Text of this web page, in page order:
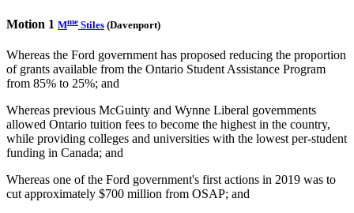
Motion 1 Mme Stiles (Davenport)
Whereas the Ford government has proposed reducing the proportion
of grants available from the Ontario Student Assistance Program
from 85% to 25%; and
Whereas previous McGuinty and Wynne Liberal governments
allowed Ontario tuition fees to become the highest in the country,
while providing colleges and universities with the lowest per-student
funding in Canada; and
Whereas one of the Ford government's first actions in 2019 was to
cut approximately $700 million from OSAP; and